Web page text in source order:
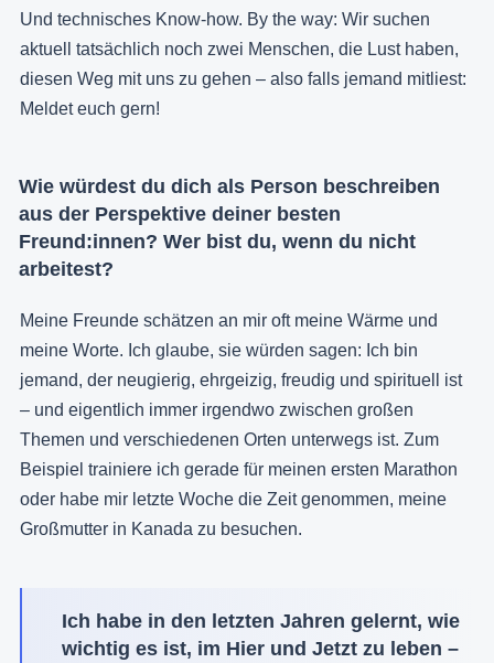
Und technisches Know-how. By the way: Wir suchen
aktuell tatsächlich noch zwei Menschen, die Lust haben,
diesen Weg mit uns zu gehen – also falls jemand mitliest:
Meldet euch gern!
Wie würdest du dich als Person beschreiben
aus der Perspektive deiner besten
Freund:innen? Wer bist du, wenn du nicht
arbeitest?
Meine Freunde schätzen an mir oft meine Wärme und
meine Worte. Ich glaube, sie würden sagen: Ich bin
jemand, der neugierig, ehrgeizig, freudig und spirituell ist
– und eigentlich immer irgendwo zwischen großen
Themen und verschiedenen Orten unterwegs ist. Zum
Beispiel trainiere ich gerade für meinen ersten Marathon
oder habe mir letzte Woche die Zeit genommen, meine
Großmutter in Kanada zu besuchen.
Ich habe in den letzten Jahren gelernt, wie
wichtig es ist, im Hier und Jetzt zu leben –